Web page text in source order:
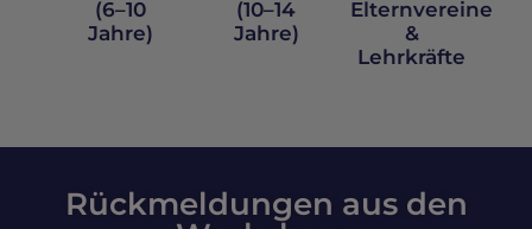
(6–10
Jahre)
(10–14
Jahre)
Elternvereine
&
Lehrkräfte
Rückmeldungen aus den